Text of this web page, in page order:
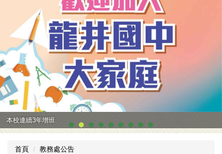
本校連續3年增班
首頁 教務處公告